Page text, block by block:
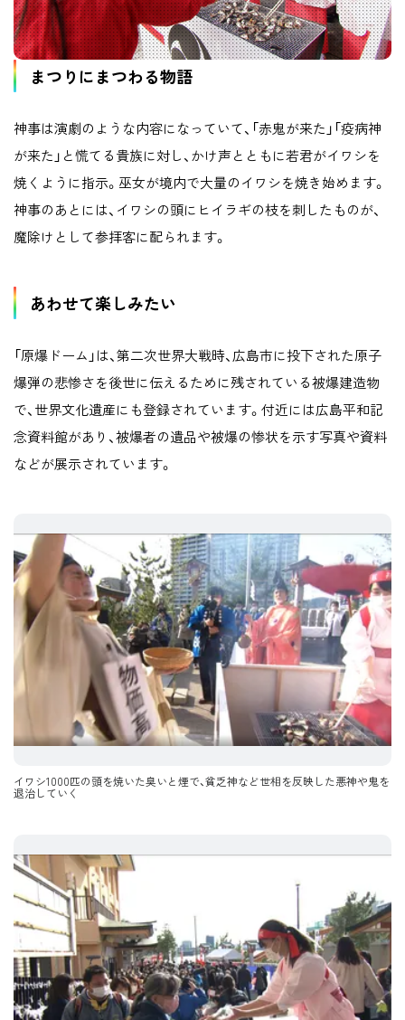
まつりにまつわる物語
神事は演劇のような内容になっていて、「赤鬼が来た」「疫病神
が来た」と慌てる貴族に対し、かけ声とともに若君がイワシを
焼くように指示。巫女が境内で大量のイワシを焼き始めます。
神事のあとには、イワシの頭にヒイラギの枝を刺したものが、
魔除けとして参拝客に配られます。
あわせて楽しみたい
「原爆ドーム」は、第二次世界大戦時、広島市に投下された原子
爆弾の悲惨さを後世に伝えるために残されている被爆建造物
で、世界文化遺産にも登録されています。付近には広島平和記
念資料館があり、被爆者の遺品や被爆の惨状を示す写真や資料
などが展示されています。
イワシ1000匹の頭を焼いた臭いと煙で、貧乏神など世相を反映した悪神や鬼を
退治していく